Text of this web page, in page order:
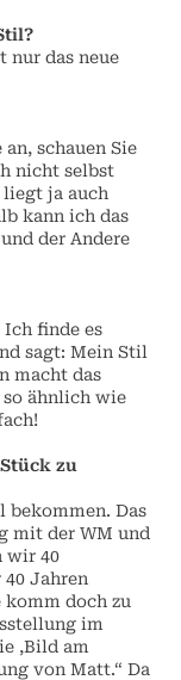
nur das neue
schauen Sie
nicht selbst
liegt ja auch
kann ich das
der Andere
Ich finde es
sagt: Mein Stil
macht das
ähnlich wie
zu
bekommen. Das
mit der WM und
wir 40
Jahren
doch zu
im
,Bild am
von Matt.“ Da